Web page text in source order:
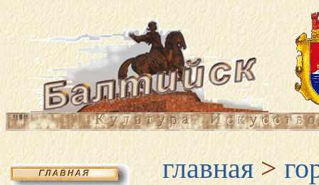
главная>